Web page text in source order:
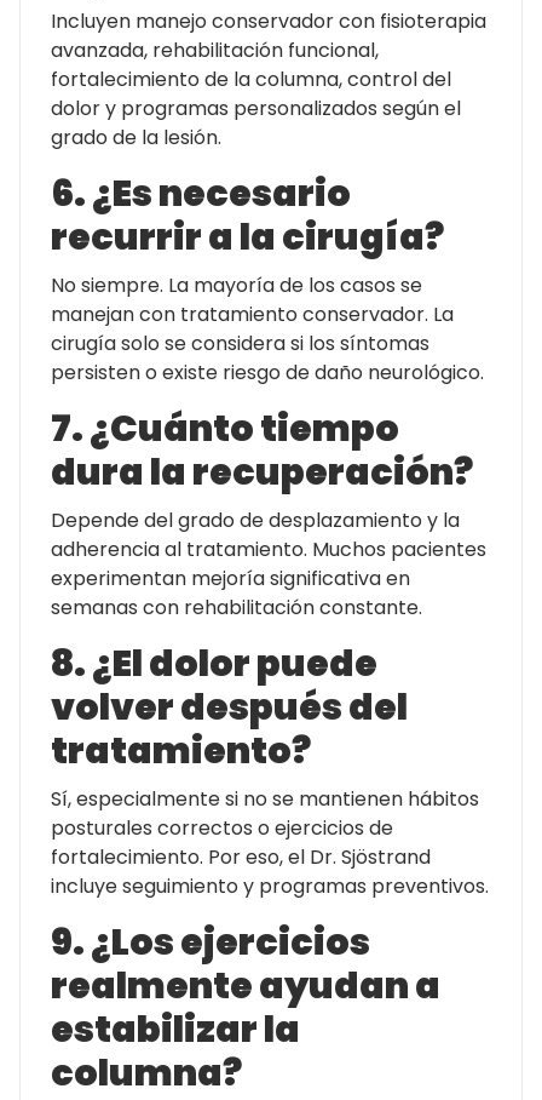
Incluyen manejo conservador con fisioterapia
avanzada, rehabilitación funcional,
fortalecimiento de la columna, control del
dolor y programas personalizados según el
grado de la lesión.
6. ¿Es necesario
recurrir a la cirugía?
No siempre. La mayoría de los casos se
manejan con tratamiento conservador. La
cirugía solo se considera si los síntomas
persisten o existe riesgo de daño neurológico.
7. ¿Cuánto tiempo
dura la recuperación?
Depende del grado de desplazamiento y la
adherencia al tratamiento. Muchos pacientes
experimentan mejoría significativa en
semanas con rehabilitación constante.
8. ¿El dolor puede
volver después del
tratamiento?
Sí, especialmente si no se mantienen hábitos
posturales correctos o ejercicios de
fortalecimiento. Por eso, el Dr. Sjöstrand
incluye seguimiento y programas preventivos.
9. ¿Los ejercicios
realmente ayudan a
estabilizar la
columna?